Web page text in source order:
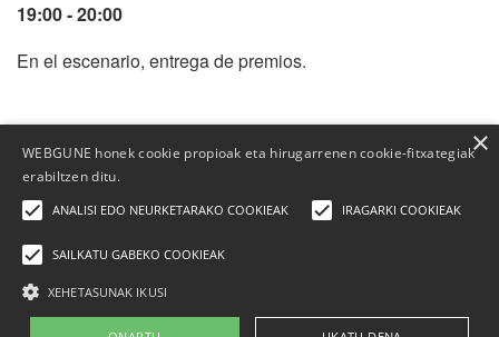
19:00 - 20:00
En el escenario, entrega de premios.
WEBGUNE honek cookie propioak eta hirugarrenen cookie-fitxategiak
erabiltzen ditu.
ANALISI EDO NEURKETARAKO COOKIEAK IRAGARKI COOKIEAK
SAILKATU GABEKO COOKIEAK
XEHETASUNAK IKUSI
×